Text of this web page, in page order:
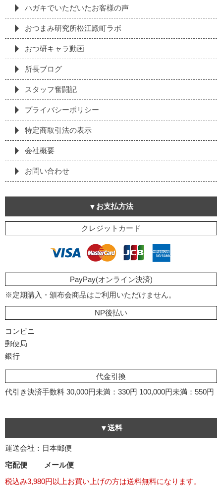
ハガキでいただいたお客様の声
おつまみ研究所松江殿町ラボ
おつ研キャラ動画
所長ブログ
スタッフ奮闘記
プライバシーポリシー
特定商取引法の表⽰
会社概要
お問い合わせ
お支払方法
クレジットカード
PayPay(オンライン決済)
※定期購入・頒布会商品はご利用いただけません。
NP後払い
コンビニ
郵便局
銀行
代金引換
代引き決済手数料 30,000円未満：330円 100,000円未満：550円
送料
運送会社：日本郵便
宅配便
メール便
税込み3,980円以上お買い上げの方は送料無料になります。